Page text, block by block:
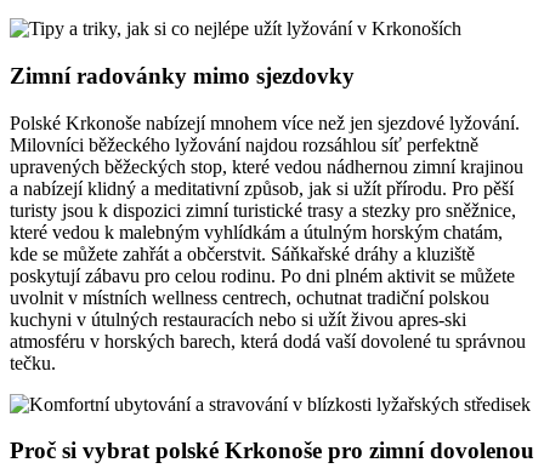
Zimní radovánky mimo sjezdovky
Polské Krkonoše nabízejí mnohem více než jen sjezdové lyžování.
Milovníci běžeckého lyžování najdou rozsáhlou síť perfektně
upravených běžeckých stop, které vedou nádhernou zimní krajinou
a nabízejí klidný a meditativní způsob, jak si užít přírodu. Pro pěší
turisty jsou k dispozici zimní turistické trasy a stezky pro sněžnice,
které vedou k malebným vyhlídkám a útulným horským chatám,
kde se můžete zahřát a občerstvit. Sáňkařské dráhy a kluziště
poskytují zábavu pro celou rodinu. Po dni plném aktivit se můžete
uvolnit v místních wellness centrech, ochutnat tradiční polskou
kuchyni v útulných restauracích nebo si užít živou apres-ski
atmosféru v horských barech, která dodá vaší dovolené tu správnou
tečku.
Proč si vybrat polské Krkonoše pro zimní dovolenou